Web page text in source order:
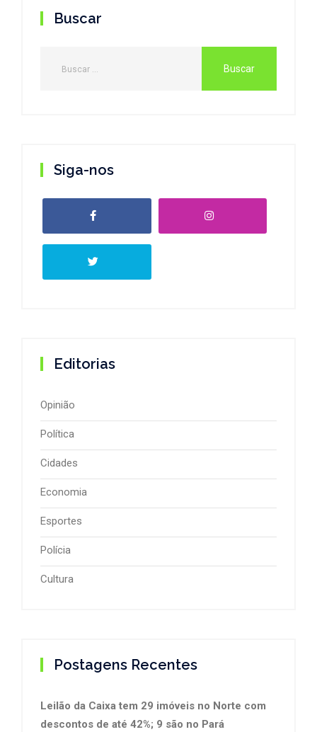
Buscar
Siga-nos
Editorias
Opinião
Política
Cidades
Economia
Esportes
Polícia
Cultura
Postagens Recentes
Leilão da Caixa tem 29 imóveis no Norte com
descontos de até 42%; 9 são no Pará